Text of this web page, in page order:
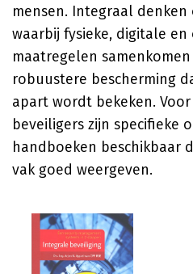
mensen. Integraal
waarbij fysieke, digitale en
maatregelen
robuustere bescherming
apart wordt bekeken.
beveiligers zijn specifieke
handboeken beschikbaar
vak goed weergeven.